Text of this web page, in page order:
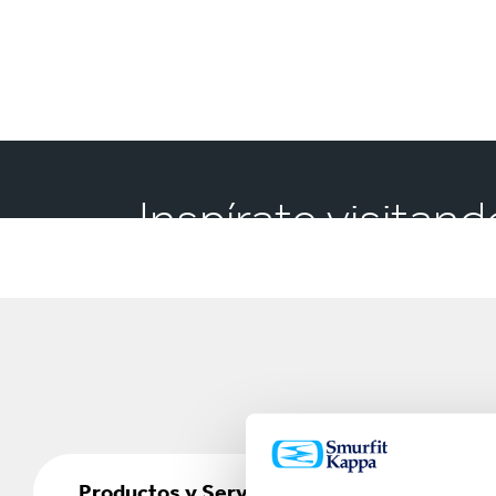
Inspírate